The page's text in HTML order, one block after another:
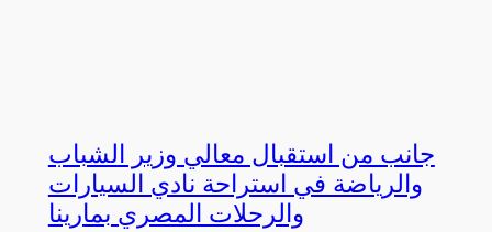
جانب من استقبال معالي وزير الشباب
والرياضة في استراحة نادي السيارات
والرحلات المصري بمارينا